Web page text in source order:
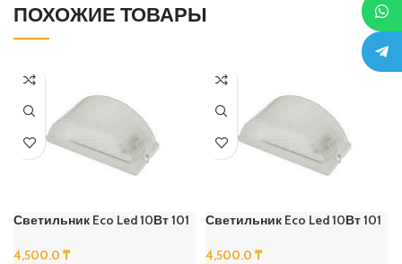
ПОХОЖИЕ ТОВАРЫ
Светильник Eco Led 10Вт 101
4,500.0 ₸
Светильник Eco Led 10Вт 101
4,500.0 ₸